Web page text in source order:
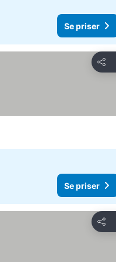
Se priser
Del
Se priser
Del